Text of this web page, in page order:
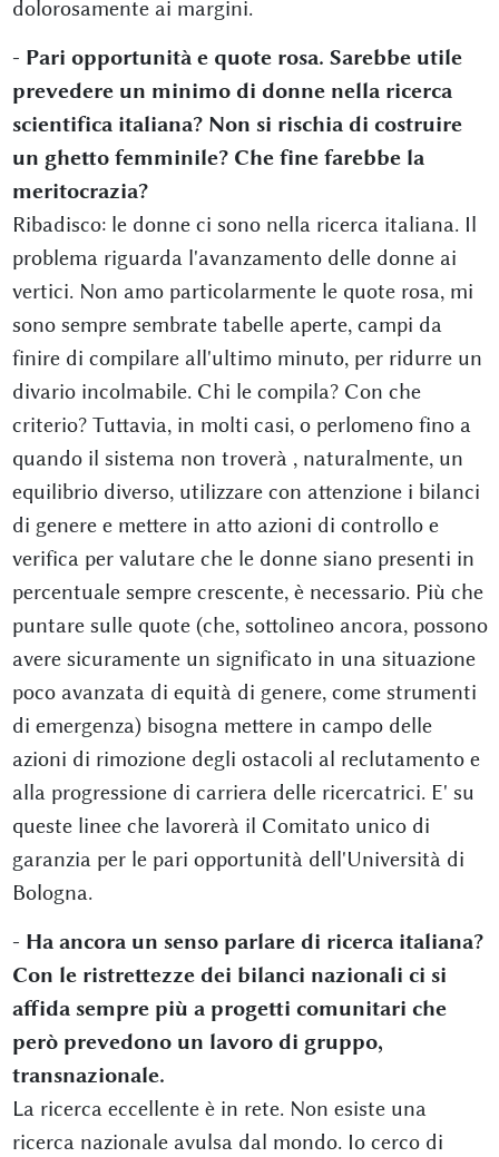
dolorosamente ai margini.
- Pari opportunità e quote rosa. Sarebbe utile
prevedere un minimo di donne nella ricerca
scientifica italiana? Non si rischia di costruire
un ghetto femminile? Che fine farebbe la
meritocrazia?
Ribadisco: le donne ci sono nella ricerca italiana. Il
problema riguarda l'avanzamento delle donne ai
vertici. Non amo particolarmente le quote rosa, mi
sono sempre sembrate tabelle aperte, campi da
finire di compilare all'ultimo minuto, per ridurre un
divario incolmabile. Chi le compila? Con che
criterio? Tuttavia, in molti casi, o perlomeno fino a
quando il sistema non troverà , naturalmente, un
equilibrio diverso, utilizzare con attenzione i bilanci
di genere e mettere in atto azioni di controllo e
verifica per valutare che le donne siano presenti in
percentuale sempre crescente, è necessario. Più che
puntare sulle quote (che, sottolineo ancora, possono
avere sicuramente un significato in una situazione
poco avanzata di equità di genere, come strumenti
di emergenza) bisogna mettere in campo delle
azioni di rimozione degli ostacoli al reclutamento e
alla progressione di carriera delle ricercatrici. E' su
queste linee che lavorerà il Comitato unico di
garanzia per le pari opportunità dell'Università di
Bologna.
- Ha ancora un senso parlare di ricerca italiana?
Con le ristrettezze dei bilanci nazionali ci si
affida sempre più a progetti comunitari che
però prevedono un lavoro di gruppo,
transnazionale.
La ricerca eccellente è in rete. Non esiste una
ricerca nazionale avulsa dal mondo. Io cerco di